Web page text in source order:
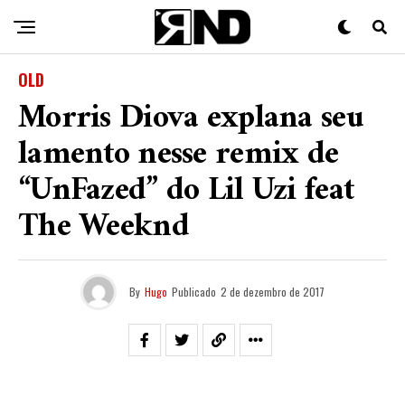
OLD
Morris Diova explana seu
lamento nesse remix de
“UnFazed” do Lil Uzi feat
The Weeknd
By Hugo Publicado 2 de dezembro de 2017